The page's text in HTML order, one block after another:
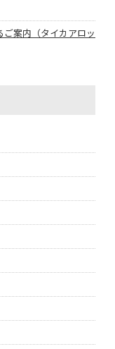
案内（タイカアロッ